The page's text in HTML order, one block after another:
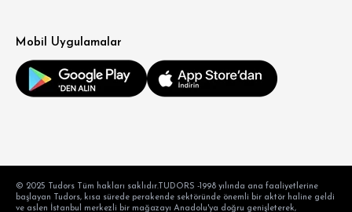
Mobil Uygulamalar
© 2025 Tudors Tüm hakları saklıdır.TUDORS -1998 yılında ana faaliyetlerine
başlayan Tudors, kısa sürede perakende sektöründe önemli bir aktör haline geldi
ve aslen İstanbul merkezli bir mağazayı Anadolu'ya doğru genişleterek,